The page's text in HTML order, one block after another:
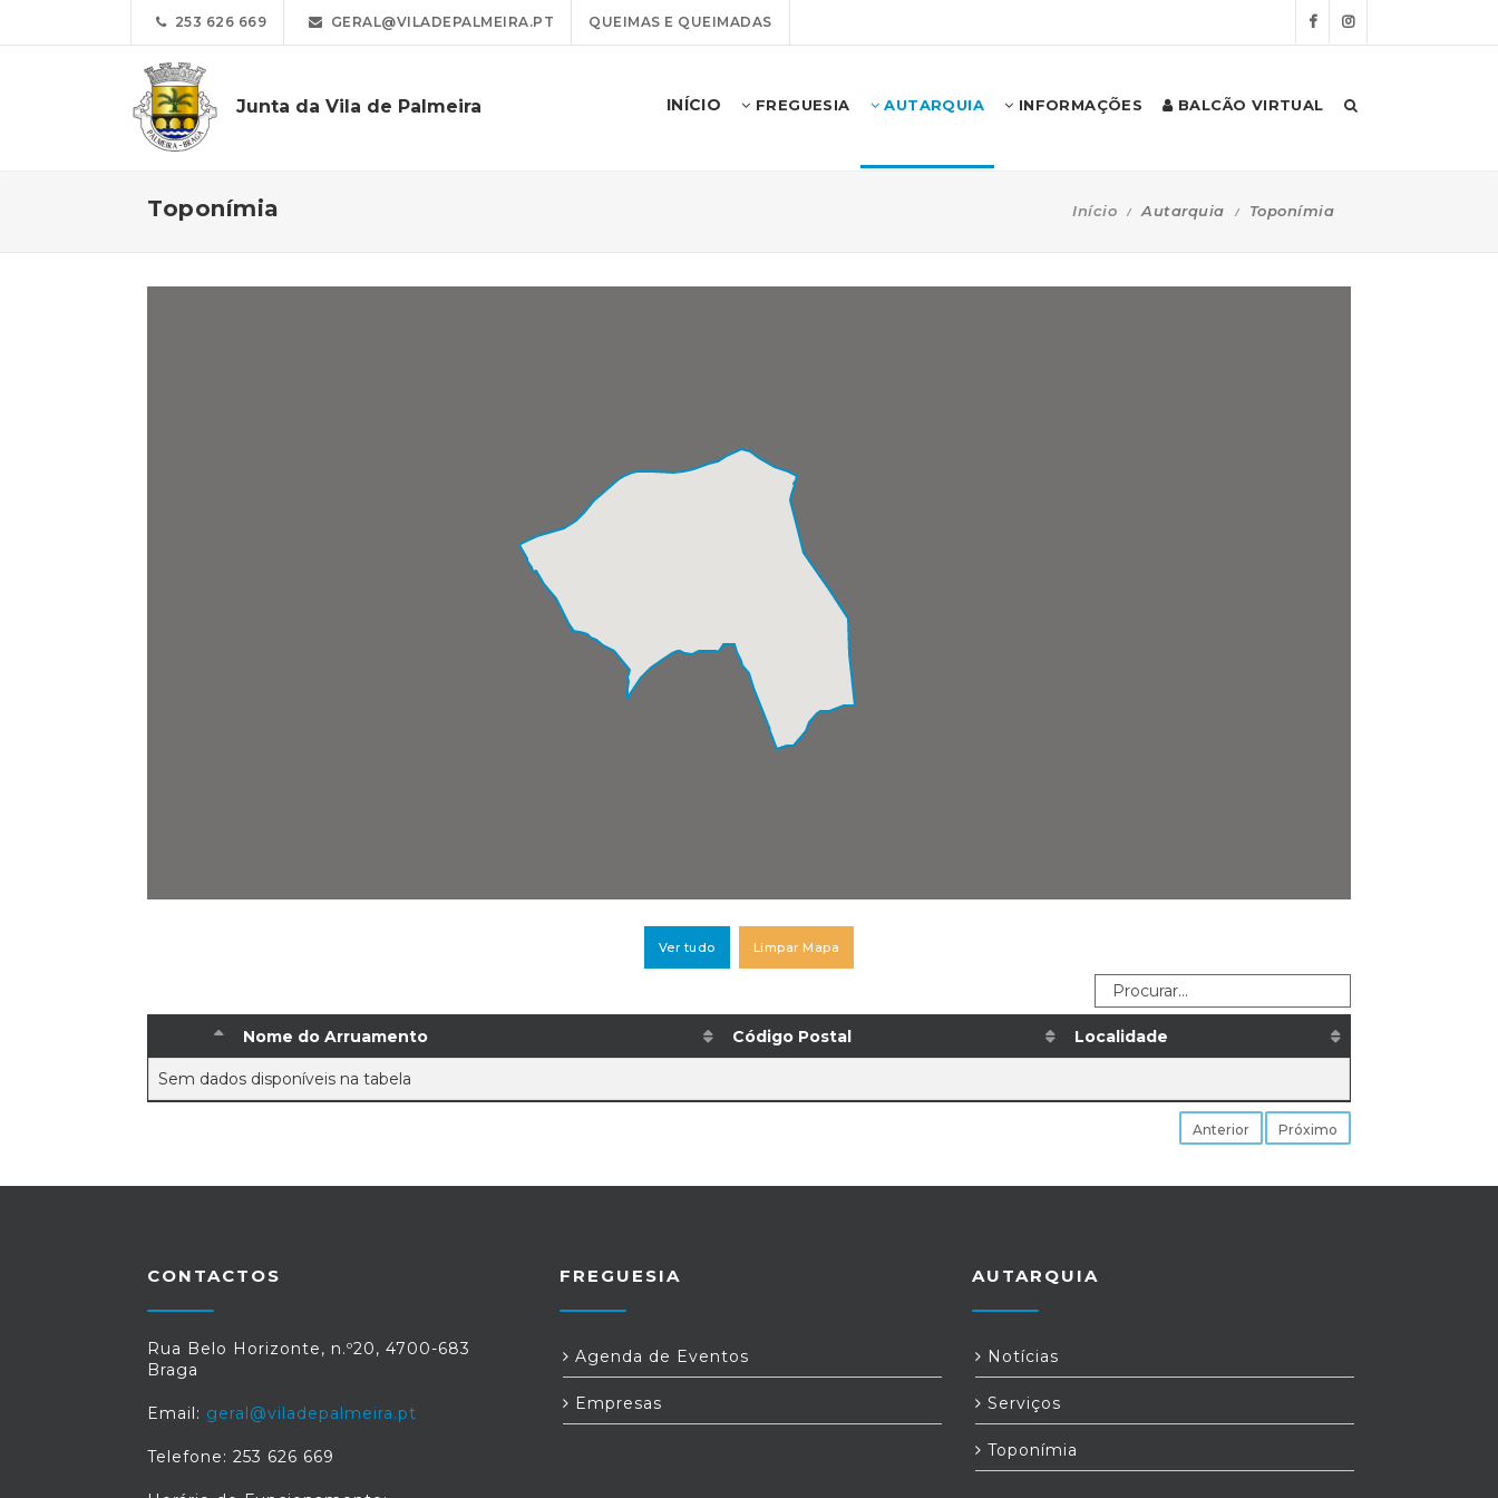
253 626 669 GERAL@VILADEPALMEIRA.PT QUEIMAS E QUEIMADAS
Junta da Vila de Palmeira INÍCIO FREGUESIA AUTARQUIA INFORMAÇÕES BALCÃO VIRTUAL
Toponímia Início Autarquia Toponímia
Ver tudo Limpar Mapa
Nome do Arruamento Código Postal Localidade
Sem dados disponíveis na tabela
Anterior Próximo
CONTACTOS
Rua Belo Horizonte, n.º20, 4700-683
Braga
Email: geral@viladepalmeira.pt
Telefone: 253 626 669
FREGUESIA
Agenda de Eventos
Empresas
AUTARQUIA
Notícias
Serviços
Toponímia